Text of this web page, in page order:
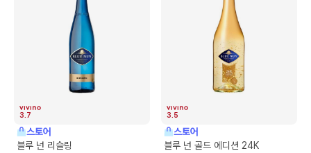
3.7
스토어
블루 넌 리슬링
3.5
스토어
블루 넌 골드 에디션 24K